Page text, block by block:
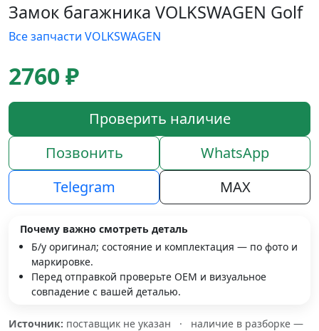
Замок багажника VOLKSWAGEN Golf
Все запчасти VOLKSWAGEN
2760 ₽
Проверить наличие
Позвонить
WhatsApp
Telegram
MAX
Почему важно смотреть деталь
Б/у оригинал; состояние и комплектация — по фото и
маркировке.
Перед отправкой проверьте OEM и визуальное
совпадение с вашей деталью.
Источник: поставщик не указан ·
наличие в разборке —